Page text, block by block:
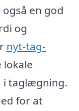
en god
og
nyt-tag-
lokale
i taglægning.
for at